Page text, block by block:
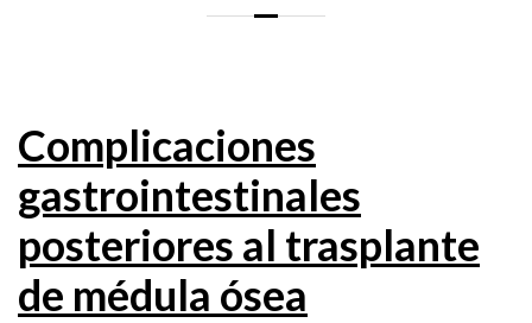
Complicaciones
gastrointestinales
posteriores al trasplante
de médula ósea